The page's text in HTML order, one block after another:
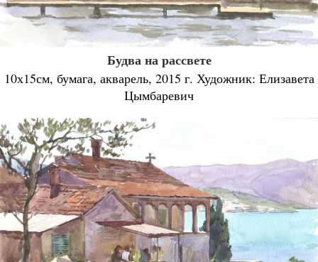
Будва на рассвете
10х15см, бумага, акварель, 2015 г. Художник: Елизавета
Цымбаревич